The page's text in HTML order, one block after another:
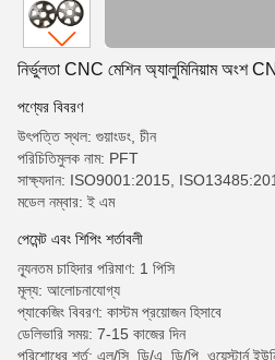
নির্ভুলতা CNC মেশিন অ্যালুমিনিয়াম অংশ
পণ্যের বিবরণ
উৎপত্তি স্থল: গুয়াংডং, চীন
পরিচিতিমুলক নাম: PFT
সাক্ষ্যদান: ISO9001:2015,
মডেল নম্বার: ই এম
পেমেন্ট এবং শিপিং শর্তাবলী
ন্যূনতম চাহিদার পরিমাণ: 1 পিসি
মূল্য: আলোচনাযোগ্য
প্যাকেজিং বিবরণ: কাস্টম প্রয়োজন হিসাবে
ডেলিভারি সময়: 7-15 কাজের দিন
পরিশোধের শর্ত: এল/সি, ডি/এ, ডি/পি, ওয়েস্টার্ন